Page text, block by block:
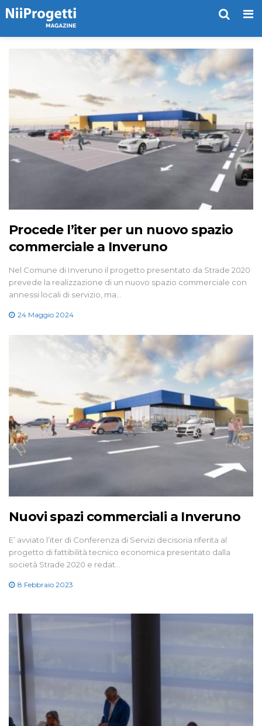
Procede l’iter per un nuovo spazio
commerciale a Inveruno
Nel Comune di Inveruno il progetto presentato da Strade 2020
prevede la realizzazione di un nuovo spazio commerciale con
annessi locali di servizio, ma…
24 Maggio 2024
Nuovi spazi commerciali a Inveruno
E’ avviato l’iter di Conferenza di Servizi decisoria riferita al
progetto di fattibilità tecnico economica presentato dalla
società Strade 2020 e redat…
8 Febbraio 2023